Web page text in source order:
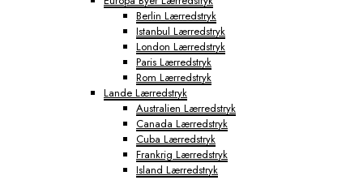
Berlin Lærredstryk
Istanbul Lærredstryk
London Lærredstryk
Paris Lærredstryk
Rom Lærredstryk
Lande Lærredstryk
Australien Lærredstryk
Canada Lærredstryk
Cuba Lærredstryk
Frankrig Lærredstryk
Island Lærredstryk